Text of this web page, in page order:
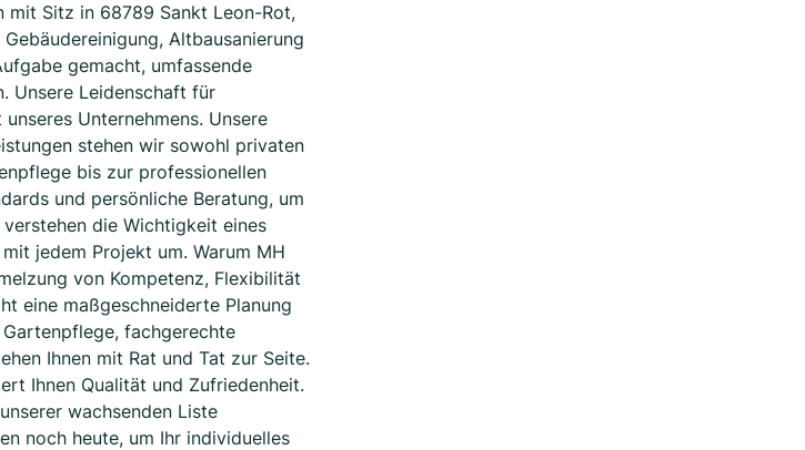
mit Sitz in 68789 Sankt Leon-Rot,
Altbausanierung
gemacht, umfassende
Unsere Leidenschaft für
Unternehmens. Unsere
stehen wir sowohl privaten
bis zur professionellen
und persönliche Beratung, um
die Wichtigkeit eines
jedem Projekt um. Warum MH
von Kompetenz, Flexibilität
eine maßgeschneiderte Planung
fachgerechte
Ihnen mit Rat und Tat zur Seite.
Ihnen Qualität und Zufriedenheit.
wachsenden Liste
noch heute, um Ihr individuelles